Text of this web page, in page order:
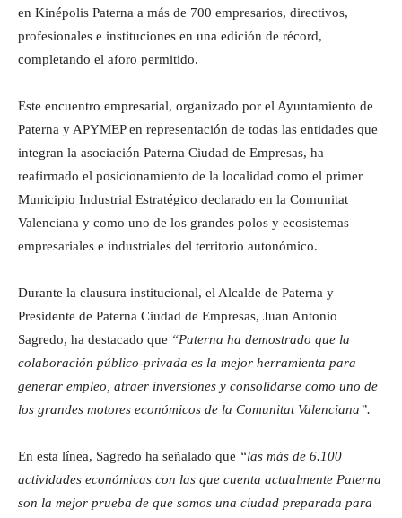
en Kinépolis Paterna a más de 700 empresarios, directivos,
profesionales e instituciones en una edición de récord,
completando el aforo permitido.
Este encuentro empresarial, organizado por el Ayuntamiento de
Paterna y APYMEP en representación de todas las entidades que
integran la asociación Paterna Ciudad de Empresas, ha
reafirmado el posicionamiento de la localidad como el primer
Municipio Industrial Estratégico declarado en la Comunitat
Valenciana y como uno de los grandes polos y ecosistemas
empresariales e industriales del territorio autonómico.
Durante la clausura institucional, el Alcalde de Paterna y
Presidente de Paterna Ciudad de Empresas, Juan Antonio
Sagredo, ha destacado que “Paterna ha demostrado que la
colaboración público-privada es la mejor herramienta para
generar empleo, atraer inversiones y consolidarse como uno de
los grandes motores económicos de la Comunitat Valenciana”.
En esta línea, Sagredo ha señalado que “las más de 6.100
actividades económicas con las que cuenta actualmente Paterna
son la mejor prueba de que somos una ciudad preparada para